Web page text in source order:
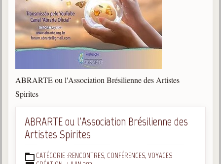
ABRARTE ou l'Association Brésilienne des Artistes
Spirites
ABRARTE ou l'Association Brésilienne des
Artistes Spirites
CATÉGORIE :RENCONTRES, CONFÉRENCES, VOYAGES